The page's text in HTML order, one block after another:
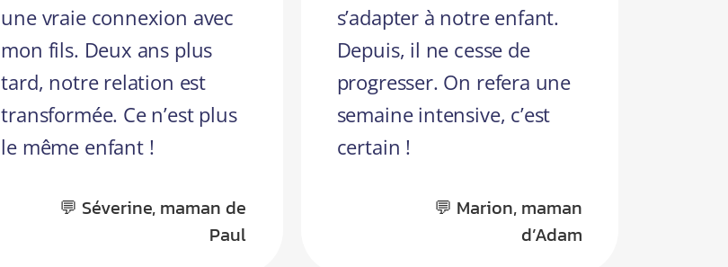
une vraie connexion avec
mon fils. Deux ans plus
tard, notre relation est
transformée. Ce n’est plus
le même enfant !
💬 Séverine, maman de
Paul
s’adapter à notre enfant.
Depuis, il ne cesse de
progresser. On refera une
semaine intensive, c’est
certain !
💬 Marion, maman
d’Adam